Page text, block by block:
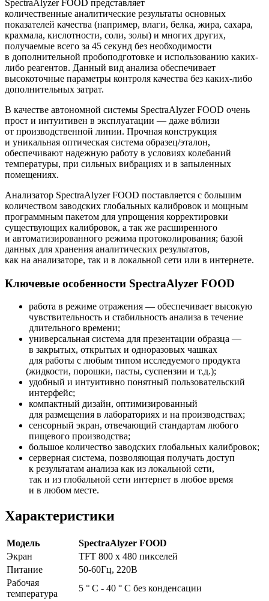
SpectraAlyzer FOOD представляет
количественные аналитические результаты основных
показателей качества (например, влаги, белка, жира, сахара,
крахмала, кислотности, соли, золы) и многих других,
получаемые всего за 45 секунд без необходимости
в дополнительной пробоподготовке и использованию каких-
либо реагентов. Данный вид анализа обеспечивает
высокоточные параметры контроля качества без каких-либо
дополнительных затрат.
В качестве автономной системы SpectraAlyzer FOOD очень
прост и интуитивен в эксплуатации — даже вблизи
от производственной линии. Прочная конструкция
и уникальная оптическая система образец/эталон,
обеспечивают надежную работу в условиях колебаний
температуры, при сильных вибрациях и в запыленных
помещениях.
Анализатор SpectraAlyzer FOOD поставляется с большим
количеством заводских глобальных калибровок и мощным
программным пакетом для упрощения корректировки
существующих калибровок, а так же расширенного
и автоматизированного режима протоколирования; базой
данных для хранения аналитических результатов,
как на анализаторе, так и в локальной сети или в интернете.
Ключевые особенности SpectraAlyzer FOOD
работа в режиме отражения — обеспечивает высокую
чувствительность и стабильность анализа в течение
длительного времени;
универсальная система для презентации образца —
в закрытых, открытых и одноразовых чашках
для работы с любым типом исследуемого продукта
(жидкости, порошки, пасты, суспензии и т.д.);
удобный и интуитивно понятный пользовательский
интерфейс;
компактный дизайн, оптимизированный
для размещения в лабораториях и на производствах;
сенсорный экран, отвечающий стандартам любого
пищевого производства;
большое количество заводских глобальных калибровок;
серверная система, позволяющая получать доступ
к результатам анализа как из локальной сети,
так и из глобальной сети интернет в любое время
и в любом месте.
Характеристики
Модель
SpectraAlyzer FOOD
Экран
TFT 800 x 480 пикселей
Питание
50-60Гц, 220В
Рабочая
температура
5 ° C - 40 ° C без конденсации